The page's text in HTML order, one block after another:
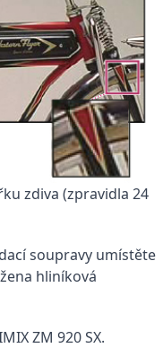
zdiva (zpravidla 24
soupravy umístěte
hliníková
ZM 920 SX.